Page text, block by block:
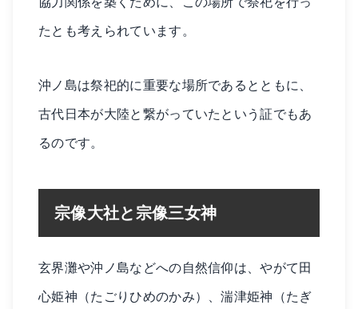
たとも考えられています。
沖ノ島は祭祀的に重要な場所であるとともに、
古代日本が大陸と繋がっていたという証でもあ
るのです。
宗像大社と宗像三女神
玄界灘や沖ノ島などへの自然信仰は、やがて田
心姫神（たごりひめのかみ）、湍津姫神（たぎ